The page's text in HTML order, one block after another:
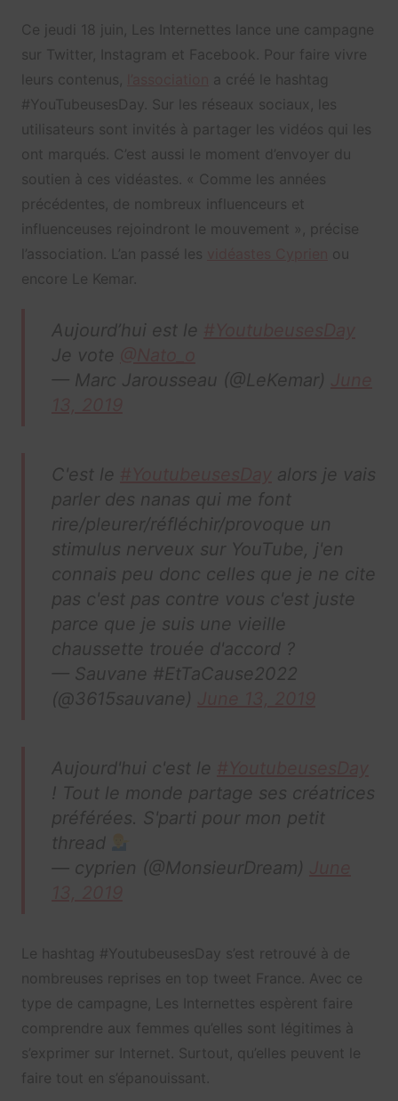
Ce jeudi 18 juin, Les Internettes lance une campagne
sur Twitter, Instagram et Facebook. Pour faire vivre
leurs contenus,
a créé le hashtag
#YouTubeusesDay. Sur les réseaux sociaux, les
utilisateurs sont invités à partager les vidéos qui les
ont marqués. C’est aussi le moment d’envoyer du
soutien à ces vidéastes. « Comme les années
précédentes, de nombreux influenceurs et
influenceuses rejoindront le mouvement », précise
l’association. L’an passé les
ou
encore Le Kemar.
Aujourd’hui est le
Je vote
— Marc Jarousseau (@LeKemar)
C'est le
alors je vais
parler des nanas qui me font
rire/pleurer/réfléchir/provoque un
stimulus nerveux sur YouTube, j'en
connais peu donc celles que je ne cite
pas c'est pas contre vous c'est juste
parce que je suis une vieille
chaussette trouée d'accord ?
— Sauvane #EtTaCause2022
(@3615sauvane)
Aujourd'hui c'est le
! Tout le monde partage ses créatrices
préférées. S'parti pour mon petit
thread
— cyprien (@MonsieurDream)
Le hashtag #YoutubeusesDay s’est retrouvé à de
nombreuses reprises en top tweet France. Avec ce
type de campagne, Les Internettes espèrent faire
comprendre aux femmes qu’elles sont légitimes à
s’exprimer sur Internet. Surtout, qu’elles peuvent le
faire tout en s’épanouissant.